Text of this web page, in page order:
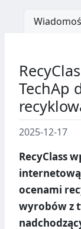
TechAp
2025-12-17
RecyClass
ocenami
wyrobów z